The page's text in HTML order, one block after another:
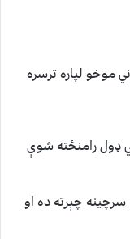
موخو لپاره ترسره
ډول رامنځته شوې
چېرته ده او